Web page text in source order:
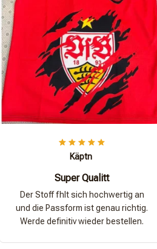
Käptn
Super Qualitt
Der Stoff fhlt sich hochwertig an
und die Passform ist genau richtig.
Werde definitiv wieder bestellen.